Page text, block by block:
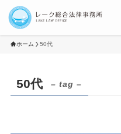
ホーム 50代
50代 – tag –